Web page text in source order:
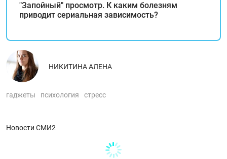
"Запойный" просмотр. К каким болезням
приводит сериальная зависимость?
НИКИТИНА АЛЕНА
гаджеты психология стресс
Новости СМИ2